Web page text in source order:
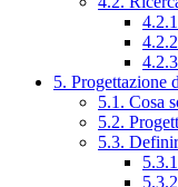
5. Progettazione
5.1. Cosa
5.2.
5.3.